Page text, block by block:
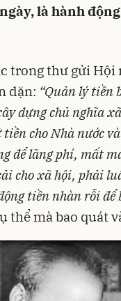
là hành
trong thư gửi Hội
dặn: “Quản lý tiền
dựng chủ nghĩa
cho Nhà nước
để lãng phí, mất
cho xã hội, phải
tiền nhàn rỗi để
thể mà bao quát